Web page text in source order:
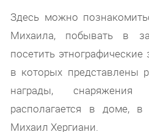
Здесь можно
Михаила, побывать в
посетить
в которых представлены
награды, снаряжения
располагается в доме,
Михаил Хергиани.